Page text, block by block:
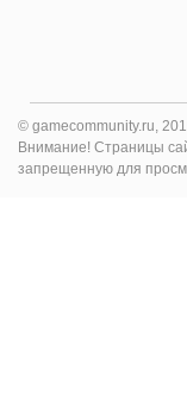
© gamecommunity.ru,
Внимание! Страницы
запрещенную для